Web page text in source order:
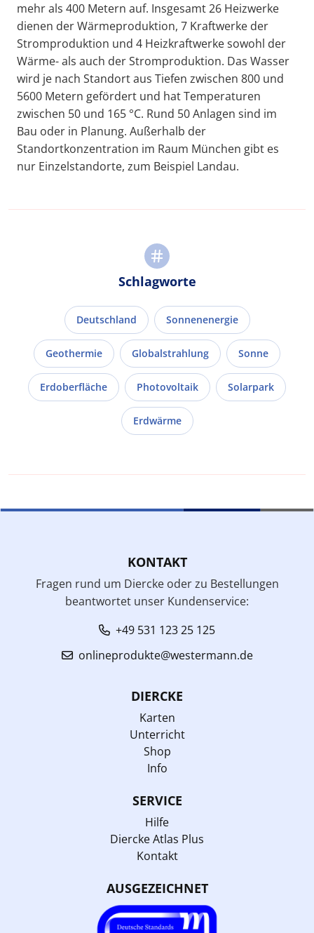
mehr als 400 Metern auf. Insgesamt 26 Heizwerke
dienen der Wärmeproduktion, 7 Kraftwerke der
Stromproduktion und 4 Heizkraftwerke sowohl der
Wärme- als auch der Stromproduktion. Das Wasser
wird je nach Standort aus Tiefen zwischen 800 und
5600 Metern gefördert und hat Temperaturen
zwischen 50 und 165 °C. Rund 50 Anlagen sind im
Bau oder in Planung. Außerhalb der
Standortkonzentration im Raum München gibt es
nur Einzelstandorte, zum Beispiel Landau.
Schlagworte
Deutschland Sonnenenergie
Geothermie Globalstrahlung Sonne
Erdoberfläche Photovoltaik Solarpark
Erdwärme
KONTAKT
Fragen rund um Diercke oder zu Bestellungen
beantwortet unser Kundenservice:
+49 531 123 25 125
onlineprodukte@westermann.de
DIERCKE
Karten
Unterricht
Shop
Info
SERVICE
Hilfe
Diercke Atlas Plus
Kontakt
AUSGEZEICHNET